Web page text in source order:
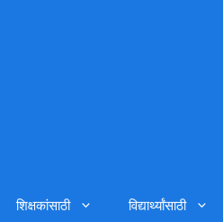
शिक्षकांसाठी विद्यार्थ्यांसाठी